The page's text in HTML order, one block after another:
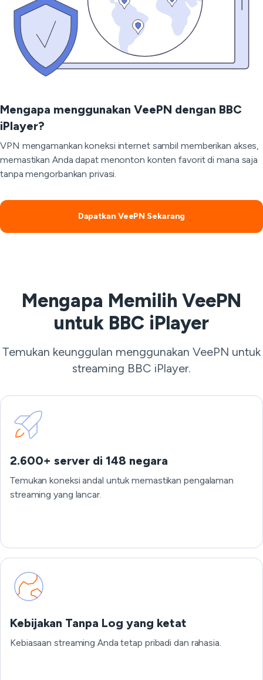
Mengapa menggunakan VeePN dengan BBC
iPlayer?
VPN mengamankan koneksi internet sambil memberikan akses,
memastikan Anda dapat menonton konten favorit di mana saja
tanpa mengorbankan privasi.
Dapatkan VeePN Sekarang
Mengapa Memilih VeePN
untuk BBC iPlayer
Temukan keunggulan menggunakan VeePN untuk
streaming BBC iPlayer.
2.600+ server di 148 negara
Temukan koneksi andal untuk memastikan pengalaman
streaming yang lancar.
Kebijakan Tanpa Log yang ketat
Kebiasaan streaming Anda tetap pribadi dan rahasia.